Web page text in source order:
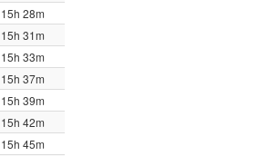
15h 28m
15h 31m
15h 33m
15h 37m
15h 39m
15h 42m
15h 45m